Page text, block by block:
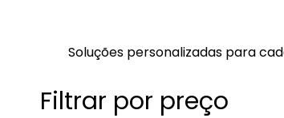
Soluções personalizadas para
Filtrar por preço